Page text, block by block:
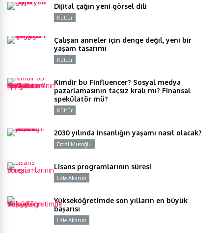
Dijital çağın yeni görsel dili
Kültür
Çalışan anneler için denge değil, yeni bir
yaşam tasarımı
Kültür
Kimdir bu Finfluencer? Sosyal medya
pazarlamasının taçsız kralı mı? Finansal
spekülatör mü?
Kültür
2030 yılında insanlığın yaşamı nasıl olacak?
Erdal Musoğlu
Lisans programlarının süresi
Lale Akarun
Yükseköğretimde son yılların en büyük
başarısı
Lale Akarun